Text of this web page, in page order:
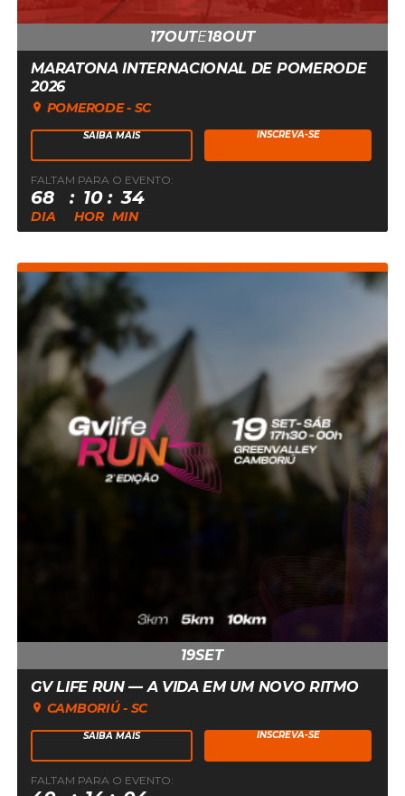
17OUTE18OUT
MARATONA INTERNACIONAL DE POMERODE
2026
POMERODE - SC
SAIBA MAIS INSCREVA-SE
FALTAM PARA O EVENTO:
17
DE
OUTUBRO
DE
ÀS
14:00:00
68
DIA
10
HOR
34
MIN
19SET
GV LIFE RUN — A VIDA EM UM NOVO RITMO
CAMBORIÚ - SC
SAIBA MAIS INSCREVA-SE
FALTAM PARA O EVENTO:
19